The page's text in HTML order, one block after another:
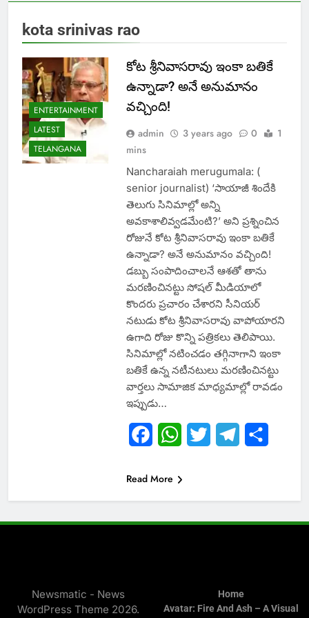
kota srinivas rao
ENTERTAINMENT
LATEST
TELANGANA
కోట శ్రీనివాసరావు ఇంకా బతికే
ఉన్నాడా? అనే అనుమానం
వచ్చింది!
admin 3 years ago 0
1
mins
Nancharaiah merugumala: (
senior journalist) ‘సాయాజీ శిందేకి
తెలుగు సినిమాల్లో అన్ని
అవకాశాలివ్వడమేంటి?’ అని ప్రశ్నించిన
రోజునే కోట శ్రీనివాసరావు ఇంకా బతికే
ఉన్నాడా? అనే అనుమానం వచ్చింది!
డబ్బు సంపాదించాలనే ఆశతో తాను
మరణించినట్టు సోషల్‌ మీడియాలో
కొందరు ప్రచారం చేశారని సీనియర్‌
నటుడు కోట శ్రీనివాసరావు వాపోయారని
ఉగాది రోజు కొన్ని పత్రికలు తెలిపాయి.
సినిమాల్లో నటించడం తగ్గినాగాని ఇంకా
బతికే ఉన్న నటీనటులు మరణించినట్టు
వార్తలు సామాజిక మాధ్యమాల్లో రావడం
ఇప్పుడు…
FacebookWhatsApp
Twitter Telegram
Read More
Newsmatic - News
WordPress Theme 2026.
Home
Avatar: Fire And Ash – A Visual